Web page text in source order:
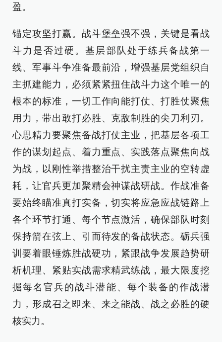
盈。
锚定攻坚打赢。战斗堡垒强不强，关键是看战
斗力是否过硬。基层部队处于练兵备战第一
线、军事斗争准备最前沿，增强基层党组织自
主抓建能力，必须紧紧扭住战斗力这个唯一的
根本的标准，一切工作向能打仗、打胜仗聚焦
用力，带出敢打必胜、克敌制胜的尖刀利刃。
心思精力要聚焦备战打仗主业，把基层各项工
作的谋划起点、着力重点、实践落点聚焦向战
为战，以刚性举措整治干扰主责主业的空转虚
耗，让官兵更加聚精会神谋战研战。作战准备
要始终瞄准真打实备，切实将应急应战链路上
各个环节打通、每个节点激活，确保部队时刻
保持箭在弦上、引而待发的备战状态。砺兵强
训要着眼锤炼胜战硬功，紧跟战争发展趋势研
析机理、紧贴实战需求精武练战，最大限度挖
掘每名官兵的战斗潜能、每个装备的作战潜
力，形成召之即来、来之能战、战之必胜的硬
核实力。